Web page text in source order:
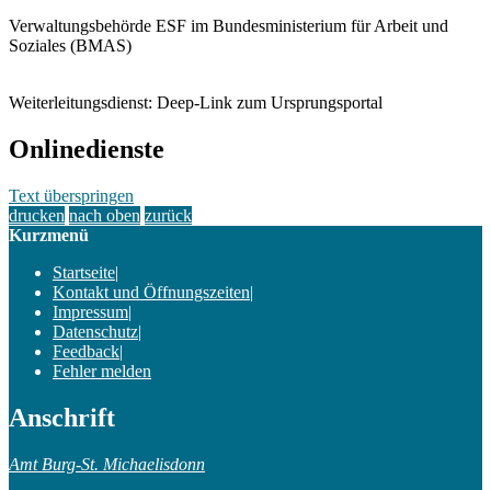
Verwaltungsbehörde ESF im Bundesministerium für Arbeit und
Soziales (BMAS)
Weiterleitungsdienst: Deep-Link zum Ursprungsportal
Onlinedienste
Text überspringen
drucken nach oben zurück
Kurzmenü
Startseite|
Kontakt und Öffnungszeiten|
Impressum|
Datenschutz|
Feedback|
Fehler melden
Anschrift
Amt Burg-St. Michaelisdonn